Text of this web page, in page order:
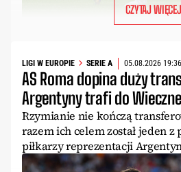
CZYTAJ WIĘCEJ
LIGI W EUROPIE SERIE A 05.08.2026 19:36
AS Roma dopina duży
Argentyny trafi do
Rzymianie nie kończą
razem ich celem został jeden z
piłkarzy reprezentacji